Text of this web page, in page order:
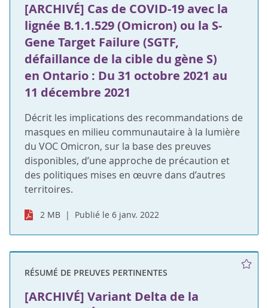
[ARCHIVÉ] Cas de COVID-19 avec la
lignée B.1.1.529 (Omicron) ou la S-
Gene Target Failure (SGTF,
défaillance de la cible du gène S)
en Ontario : Du 31 octobre 2021 au
11 décembre 2021
Décrit les implications des recommandations de
masques en milieu communautaire à la lumière
du VOC Omicron, sur la base des preuves
disponibles, d’une approche de précaution et
des politiques mises en œuvre dans d’autres
territoires.
2 MB Publié le 6 janv. 2022
RÉSUMÉ DE PREUVES PERTINENTES
[ARCHIVÉ] Variant Delta de la